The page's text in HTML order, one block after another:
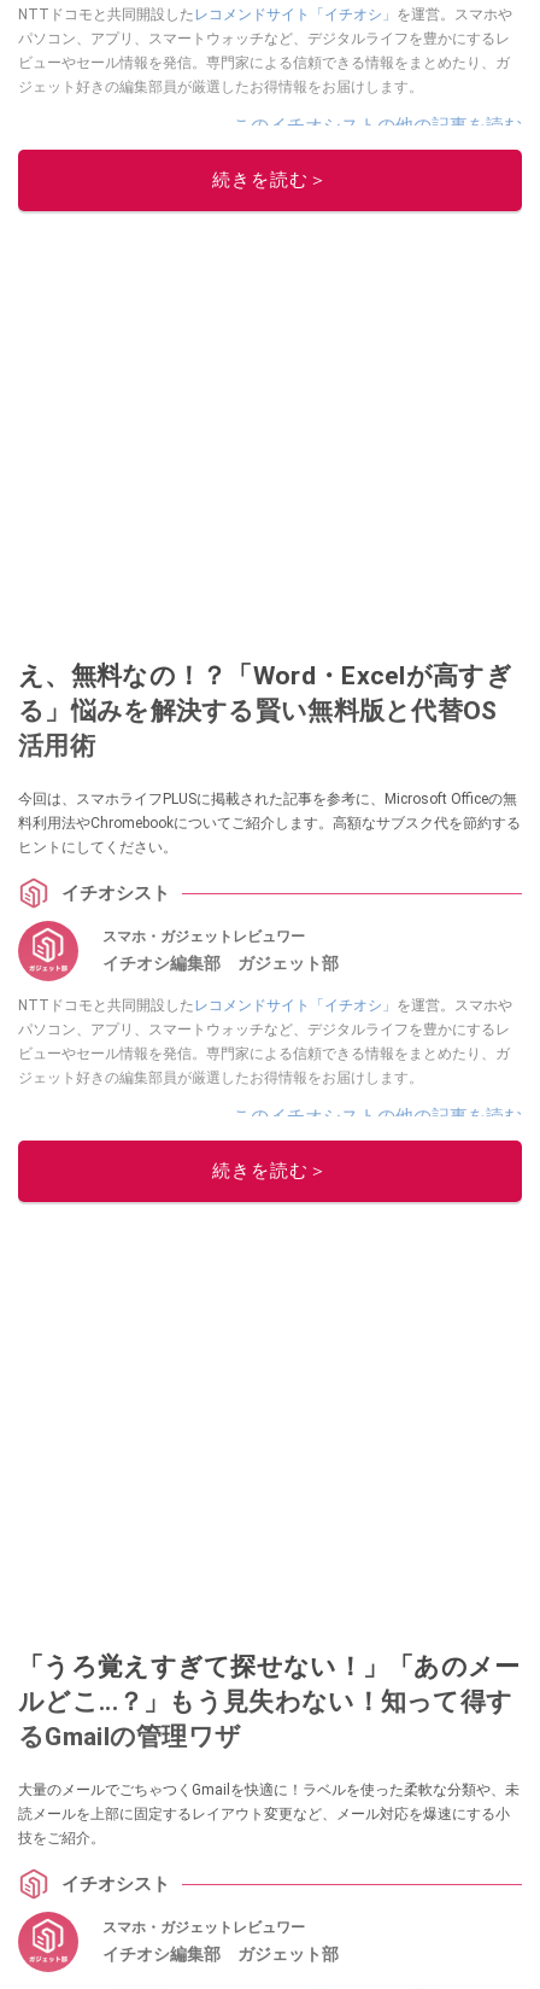
NTTドコモと共同開設した レコメンドサイト「イチオシ」 を運営。スマホや
パソコン、アプリ、スマートウォッチなど、デジタルライフを豊かにするレ
ビューやセール情報を発信。専門家による信頼できる情報をまとめたり、ガ
ジェット好きの編集部員が厳選したお得情報をお届けします。
このイチオシストの他の記事を読む
続きを読む＞
え、無料なの！？「Word・Excelが高すぎ
る」悩みを解決する賢い無料版と代替OS
活用術
今回は、スマホライフPLUSに掲載された記事を参考に、Microsoft Officeの無
料利用法やChromebookについてご紹介します。高額なサブスク代を節約する
ヒントにしてください。
イチオシスト
スマホ・ガジェットレビュワー
イチオシ編集部 ガジェット部
NTTドコモと共同開設した レコメンドサイト「イチオシ」 を運営。スマホや
パソコン、アプリ、スマートウォッチなど、デジタルライフを豊かにするレ
ビューやセール情報を発信。専門家による信頼できる情報をまとめたり、ガ
ジェット好きの編集部員が厳選したお得情報をお届けします。
このイチオシストの他の記事を読む
続きを読む＞
「うろ覚えすぎて探せない！」「あのメー
ルどこ...？」もう見失わない！知って得す
るGmailの管理ワザ
大量のメールでごちゃつくGmailを快適に！ラベルを使った柔軟な分類や、未
読メールを上部に固定するレイアウト変更など、メール対応を爆速にする小
技をご紹介。
イチオシスト
スマホ・ガジェットレビュワー
イチオシ編集部 ガジェット部